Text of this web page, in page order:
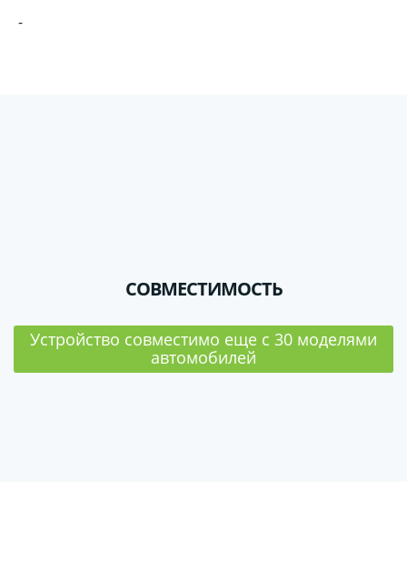
-
СОВМЕСТИМОСТЬ
Устройство совместимо еще с 30 моделями
автомобилей